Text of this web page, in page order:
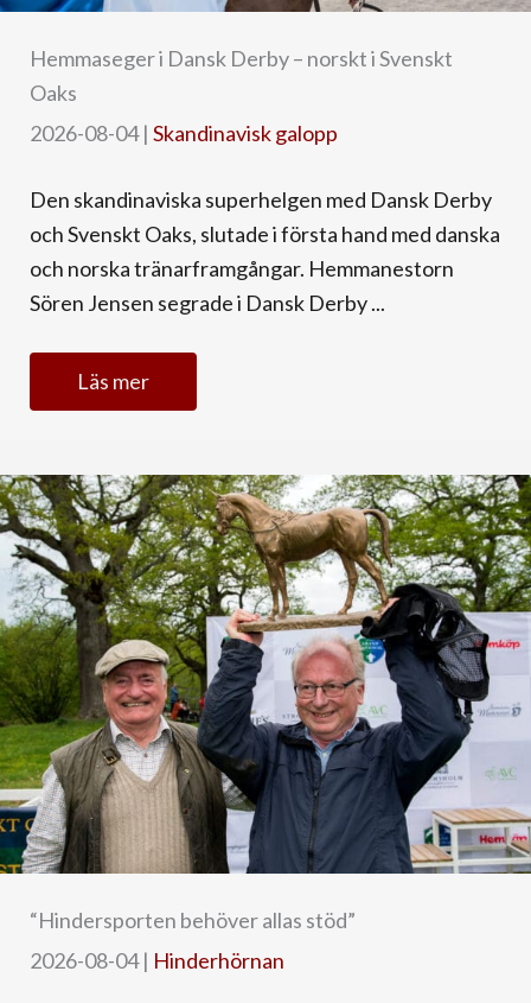
Hemmaseger i Dansk Derby – norskt i Svenskt
Oaks
2026-08-04| Skandinavisk galopp
Den skandinaviska superhelgen med Dansk Derby
och Svenskt Oaks, slutade i första hand med danska
och norska tränarframgångar. Hemmanestorn
Sören Jensen segrade i Dansk Derby ...
Läs mer
“Hindersporten behöver allas stöd”
2026-08-04| Hinderhörnan